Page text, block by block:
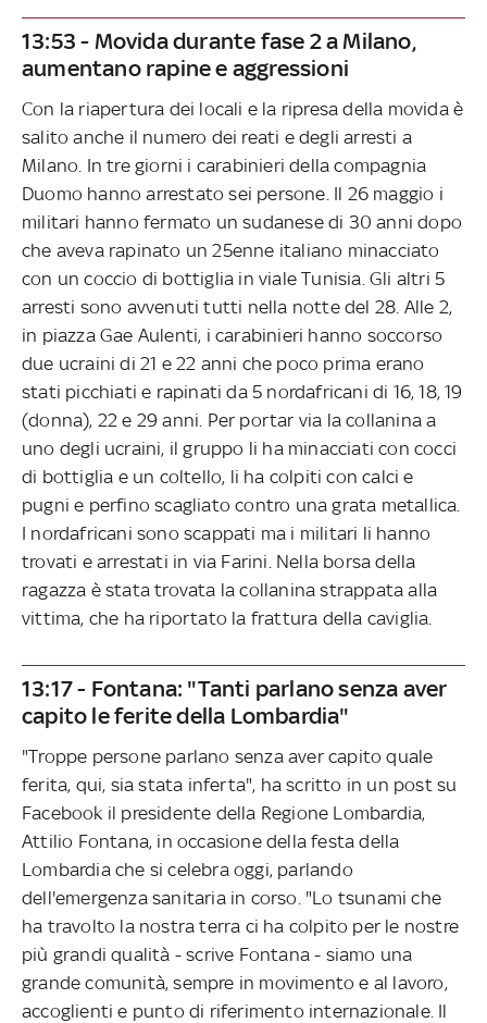
13:53 - Movida durante fase 2 a Milano,
aumentano rapine e aggressioni
Con la riapertura dei locali e la ripresa della movida è
salito anche il numero dei reati e degli arresti a
Milano. In tre giorni i carabinieri della compagnia
Duomo hanno arrestato sei persone. Il 26 maggio i
militari hanno fermato un sudanese di 30 anni dopo
che aveva rapinato un 25enne italiano minacciato
con un coccio di bottiglia in viale Tunisia. Gli altri 5
arresti sono avvenuti tutti nella notte del 28. Alle 2,
in piazza Gae Aulenti, i carabinieri hanno soccorso
due ucraini di 21 e 22 anni che poco prima erano
stati picchiati e rapinati da 5 nordafricani di 16, 18, 19
(donna), 22 e 29 anni. Per portar via la collanina a
uno degli ucraini, il gruppo li ha minacciati con cocci
di bottiglia e un coltello, li ha colpiti con calci e
pugni e perfino scagliato contro una grata metallica.
I nordafricani sono scappati ma i militari li hanno
trovati e arrestati in via Farini. Nella borsa della
ragazza è stata trovata la collanina strappata alla
vittima, che ha riportato la frattura della caviglia.
13:17 - Fontana: "Tanti parlano senza aver
capito le ferite della Lombardia"
"Troppe persone parlano senza aver capito quale
ferita, qui, sia stata inferta", ha scritto in un post su
Facebook il presidente della Regione Lombardia,
Attilio Fontana, in occasione della festa della
Lombardia che si celebra oggi, parlando
dell'emergenza sanitaria in corso. "Lo tsunami che
ha travolto la nostra terra ci ha colpito per le nostre
più grandi qualità - scrive Fontana - siamo una
grande comunità, sempre in movimento e al lavoro,
accoglienti e punto di riferimento internazionale. Il